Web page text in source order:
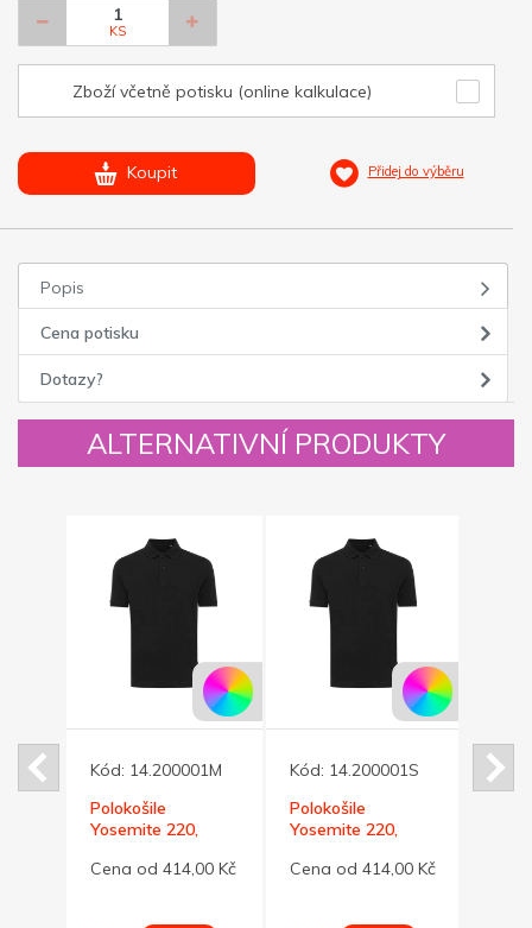
KS
Zboží včetně potisku (online kalkulace)
Koupit Přidej do výběru
Popis
Cena potisku
Dotazy?
ALTERNATIVNÍ PRODUKTY
Kód: 14.200001M
Polokošile
Yosemite 220,
černá M
Cena od 414,00 Kč
Kód: 14.200001S
Polokošile
Yosemite 220,
černá S
Cena od 414,00 Kč
Kód: